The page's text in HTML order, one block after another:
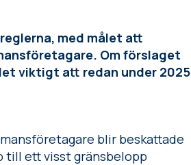
med målet att
Om förslaget
viktigt att redan under 2025
blir beskattade
till ett visst gränsbelopp